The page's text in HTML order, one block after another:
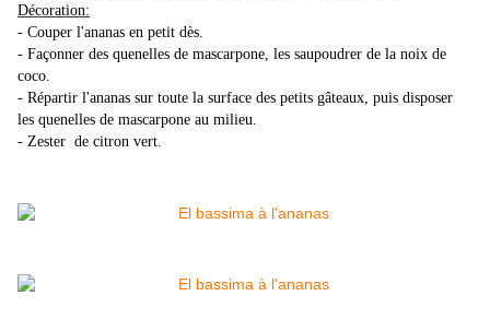
Décoration:
- Couper l'ananas en petit dès.
- Façonner des quenelles de mascarpone, les saupoudrer de la noix de
coco.
- Répartir l'ananas sur toute la surface des petits gâteaux, puis disposer
les quenelles de mascarpone au milieu.
- Zester de citron vert.